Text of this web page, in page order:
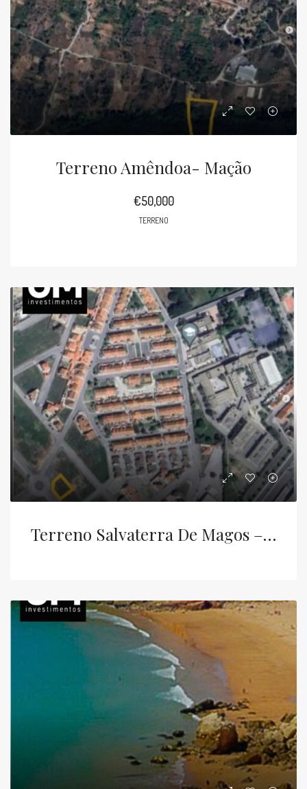
Terreno Amêndoa- Mação
€50,000
TERRENO
Terreno Salvaterra De Magos – Alenquer